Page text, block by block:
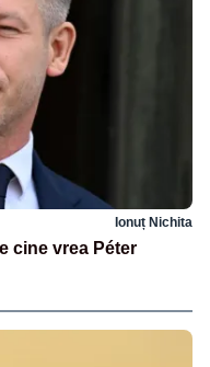
Ionuț Nichita
cine vrea Péter